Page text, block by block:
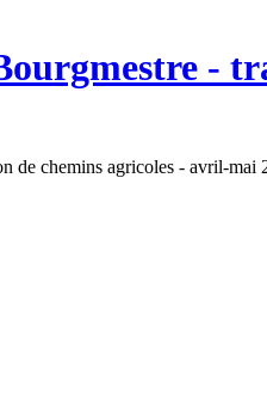
-
de chemins agricoles - avril-mai